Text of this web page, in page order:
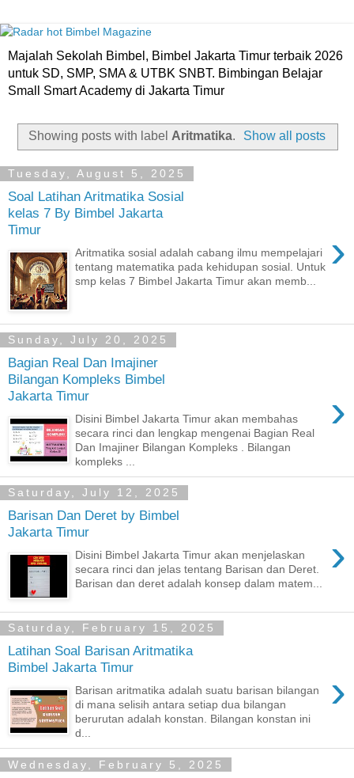
Majalah Sekolah Bimbel, Bimbel Jakarta Timur terbaik 2026
untuk SD, SMP, SMA & UTBK SNBT. Bimbingan Belajar
Small Smart Academy di Jakarta Timur
Showing posts with label Aritmatika. Show all posts
Tuesday, August 5, 2025
Soal Latihan Aritmatika Sosial
kelas 7 By Bimbel Jakarta
Timur
›
Aritmatika sosial adalah cabang ilmu mempelajari
tentang matematika pada kehidupan sosial. Untuk
smp kelas 7 Bimbel Jakarta Timur akan memb...
Sunday, July 20, 2025
Bagian Real Dan Imajiner
Bilangan Kompleks Bimbel
Jakarta Timur
›
Disini Bimbel Jakarta Timur akan membahas
secara rinci dan lengkap mengenai Bagian Real
Dan Imajiner Bilangan Kompleks . Bilangan
kompleks ...
Saturday, July 12, 2025
Barisan Dan Deret by Bimbel
Jakarta Timur
›
Disini Bimbel Jakarta Timur akan menjelaskan
secara rinci dan jelas tentang Barisan dan Deret.
Barisan dan deret adalah konsep dalam matem...
Saturday, February 15, 2025
Latihan Soal Barisan Aritmatika
Bimbel Jakarta Timur
›
Barisan aritmatika adalah suatu barisan bilangan
di mana selisih antara setiap dua bilangan
berurutan adalah konstan. Bilangan konstan ini
d...
Wednesday, February 5, 2025